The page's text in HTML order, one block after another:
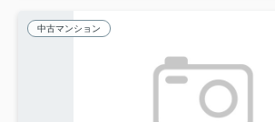
中古マンション